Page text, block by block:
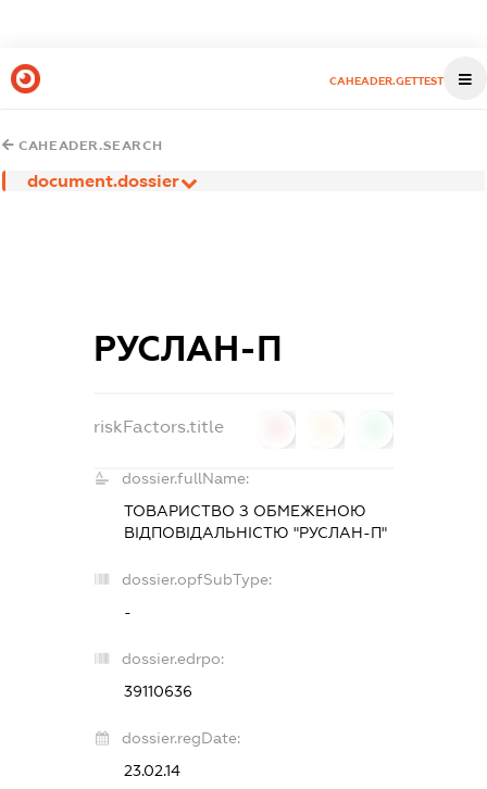
CAHEADER.GETTEST
CAHEADER.SEARCH
document.dossier
РУСЛАН-П
riskFactors.title
dossier.fullName:
ТОВАРИСТВО З ОБМЕЖЕНОЮ
ВІДПОВІДАЛЬНІСТЮ "РУСЛАН-П"
dossier.opfSubType:
-
dossier.edrpo:
39110636
dossier.regDate:
23.02.14